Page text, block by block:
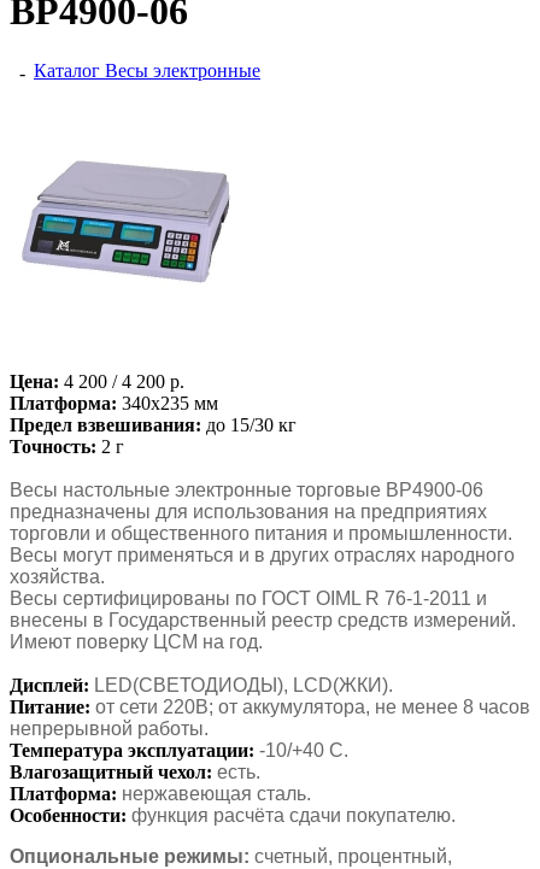
ВР4900-06
Каталог
- Весы электронные
Цена: 4 200 / 4 200 р.
Платформа: 340х235 мм
Предел взвешивания: до 15/30 кг
Точность: 2 г
Весы настольные электронные торговые ВР4900-06
предназначены для использования на предприятиях
торговли и общественного питания и промышленности.
Весы могут применяться и в других отраслях народного
хозяйства.
Весы сертифицированы по ГОСТ OIML R 76-1-2011 и
внесены в Государственный реестр средств измерений.
Имеют поверку ЦСМ на год.
Дисплей: LЕD(СВЕТОДИОДЫ), LСD(ЖКИ).
Питание: от сети 220В; от аккумулятора, не менее 8 часов
непрерывной работы.
Температура эксплуатации: -10/+40 С.
Влагозащитный чехол: есть.
Платформа: нержавеющая сталь.
Особенности: функция расчёта сдачи покупателю.
Опциональные режимы: счетный, процентный,